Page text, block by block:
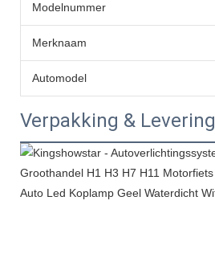
Modelnummer
Merknaam
Automodel
Verpakking & Levering